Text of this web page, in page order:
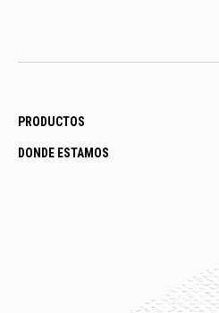
PRODUCTOS
DONDE ESTAMOS